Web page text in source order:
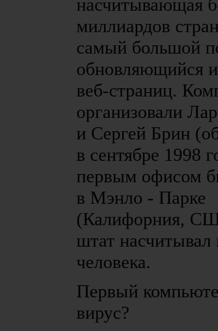
насчитывающая
миллиардов
самый большой
обновляющийся
веб-страниц.
организовали
и Сергей Брин
в сентябре 1998
первым офисом
в Мэнло - Парке
(Калифорния,
штат насчитывал
человека.
Первый
вирус?